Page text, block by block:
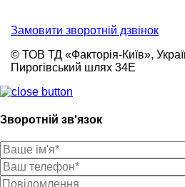
Замовити зворотній дзвінок
© ТОВ ТД «Факторія-Київ»,
Пирогівський шлях 34Е
Зворотній зв'язок